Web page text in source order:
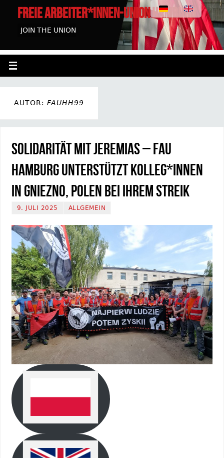
FREIE ARBEITER*INNEN-UNION HAMBURG
JOIN THE UNION
AUTOR: FAUHH99
Solidarität mit Jeremias – FAU
Hamburg unterstützt Kolleg*innen
in Gniezno, Polen bei ihrem Streik
9. JULI 2025 ALLGEMEIN